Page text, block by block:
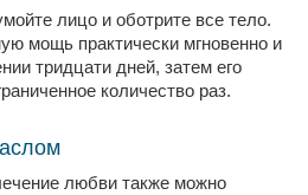
лицо и оботрите все тело.
мощь практически мгновенно и
тридцати дней, затем его
количество раз.
любви также можно